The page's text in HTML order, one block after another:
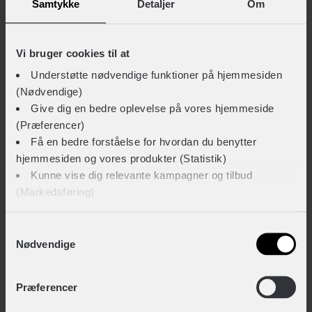
Samtykke Detaljer Om
Vi bruger cookies til at
Understøtte nødvendige funktioner på hjemmesiden
(Nødvendige)
Give dig en bedre oplevelse på vores hjemmeside
(Præferencer)
Få en bedre forståelse for hvordan du benytter
hjemmesiden og vores produkter (Statistik)
Kunne vise dig relevante kampagner og tilbud
(Markedsføring)
cookies til alle disse formål. Du kan også bruge
formål. Vælg formål og ‘Gem indstillinger’.
Nødvendige
Præferencer
Kun på lager i butik Gå til produkt
INNERGY+ Flow Mini cykelhjelm
+ 349,-
TEKNISKE SPECIFIKATIONER
BASISINFORMATION
Tilbehør